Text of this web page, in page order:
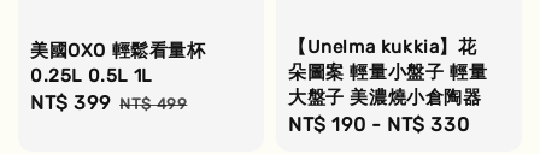
美國OXO 輕鬆看量杯
0.25L 0.5L 1L
Sale
NT$ 399 Regular
NT$ 499
【Unelma kukkia】花
朵圖案 輕量小盤子 輕量
大盤子 美濃燒小倉陶器
Regular
NT$ 190 - NT$ 330